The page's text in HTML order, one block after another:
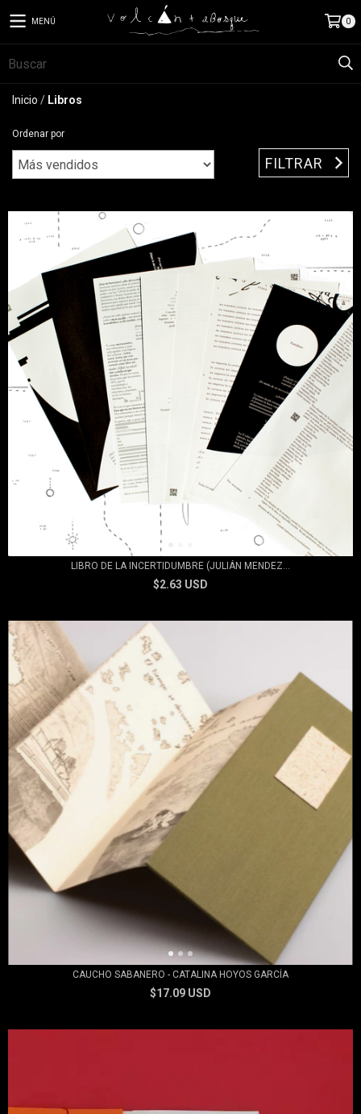
MENÚ 0
Inicio / Libros
Ordenar por
FILTRAR
LIBRO DE LA INCERTIDUMBRE (JULIÁN MENDEZ...
$2.63 USD
CAUCHO SABANERO - CATALINA HOYOS GARCÍA
$17.09 USD